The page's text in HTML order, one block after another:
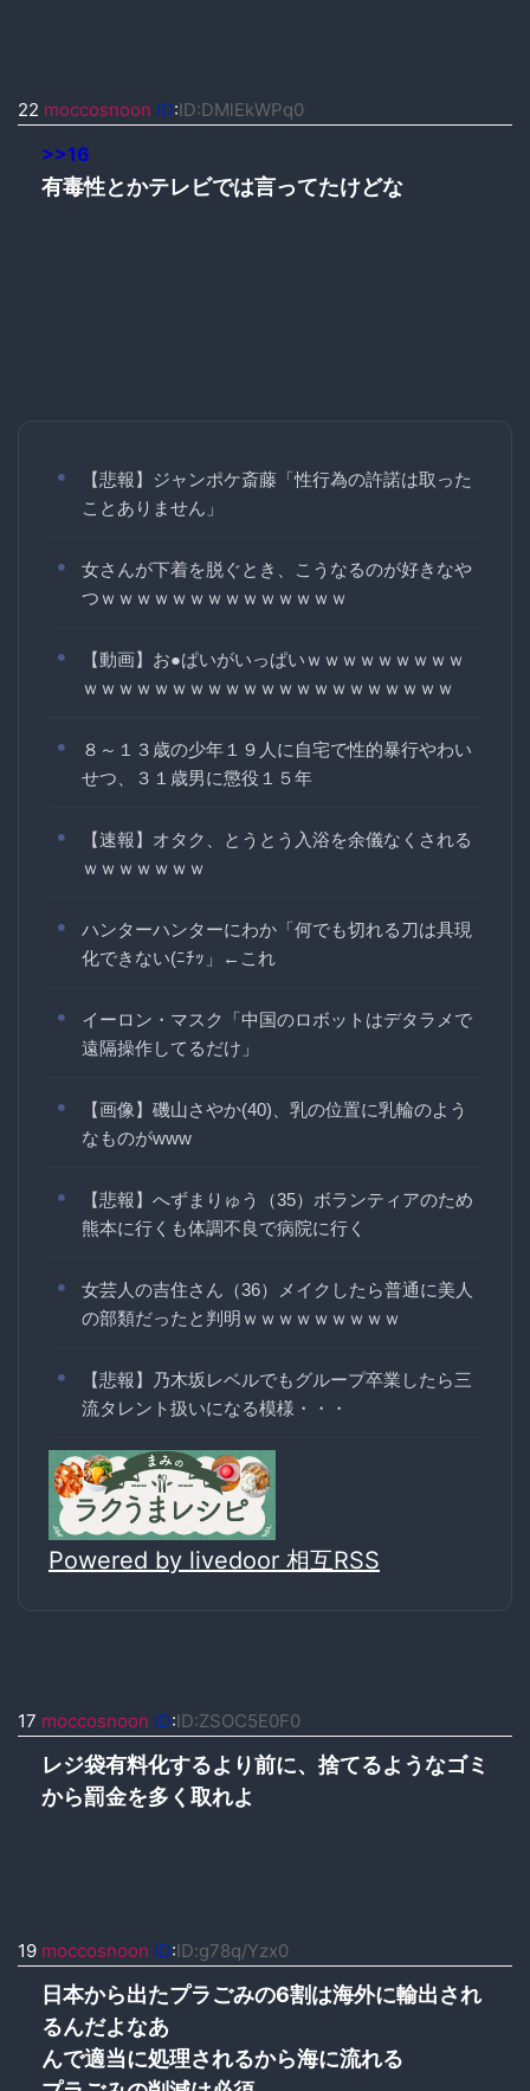
22 moccosnoon ID:ID:DMlEkWPq0
>>16
有毒性とかテレビでは言ってたけどな
【悲報】ジャンポケ斎藤「性行為の許諾は取った
ことありません」
女さんが下着を脱ぐとき、こうなるのが好きなや
つｗｗｗｗｗｗｗｗｗｗｗｗｗｗ
【動画】お●ぱいがいっぱいｗｗｗｗｗｗｗｗｗ
ｗｗｗｗｗｗｗｗｗｗｗｗｗｗｗｗｗｗｗｗｗ
８～１３歳の少年１９人に自宅で性的暴行やわい
せつ、３１歳男に懲役１５年
【速報】オタク、とうとう入浴を余儀なくされる
ｗｗｗｗｗｗｗ
ハンターハンターにわか「何でも切れる刀は具現
化できない(ﾆﾁｯ」←これ
イーロン・マスク「中国のロボットはデタラメで
遠隔操作してるだけ」
【画像】磯山さやか(40)、乳の位置に乳輪のよう
なものがwww
【悲報】へずまりゅう（35）ボランティアのため
熊本に行くも体調不良で病院に行く
女芸人の吉住さん（36）メイクしたら普通に美人
の部類だったと判明ｗｗｗｗｗｗｗｗｗ
【悲報】乃木坂レベルでもグループ卒業したら三
流タレント扱いになる模様・・・
Powered by livedoor 相互RSS
17 moccosnoon ID:ID:ZSOC5E0F0
レジ袋有料化するより前に、捨てるようなゴミ
から罰金を多く取れよ
19 moccosnoon ID:ID:g78q/Yzx0
日本から出たプラごみの6割は海外に輸出され
るんだよなあ
んで適当に処理されるから海に流れる